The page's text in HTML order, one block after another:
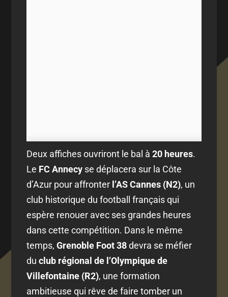
Deux affiches ouvriront le bal à20 heures.
Le FC Annecy se déplacera sur la Côte
d’Azur pour affronter l’AS Cannes (N2), un
club historique du football français qui
espère renouer avec ses grandes heures
dans cette compétition. Dans le même
temps,Grenoble Foot 38devra se méfier
duclub régional de l’Olympique de
Villefontaine (R2), une formation
ambitieuse qui rêve de faire tomber un